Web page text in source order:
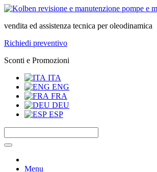
vendita ed assistenza tecnica per oleodinamica
Richiedi preventivo
Sconti e Promozioni
ITA
ENG
FRA
DEU
ESP
Menu